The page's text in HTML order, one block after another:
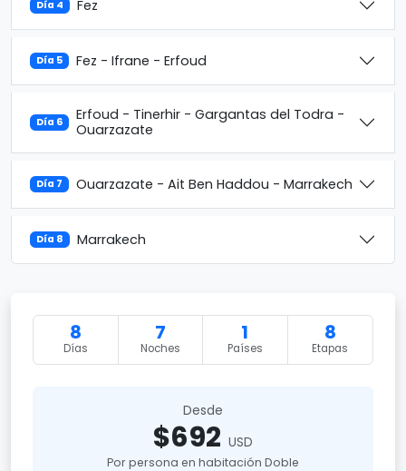
Día 4 Fez
Día 5 Fez - Ifrane - Erfoud
Día 6
Erfoud - Tinerhir - Gargantas del Todra -
Ouarzazate
Día 7 Ouarzazate - Ait Ben Haddou - Marrakech
Día 8 Marrakech
8
Días
7
Noches
1
Países
8
Etapas
Desde
$692 USD
Por persona en habitación Doble